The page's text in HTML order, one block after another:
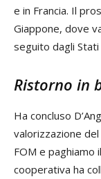
e in Francia. Il
Giappone, dove
seguito dagli Stati
Ristorno in
Ha concluso
valorizzazione
FOM e paghiamo
cooperativa ha